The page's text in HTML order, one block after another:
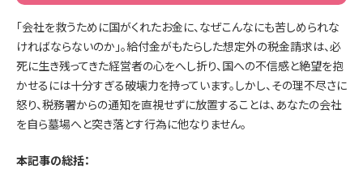
「会社を救うために国がくれたお金に、なぜこんなにも苦しめられな
ければならないのか」。給付金がもたらした想定外の税金請求は、必
死に生き残ってきた経営者の心をへし折り、国への不信感と絶望を抱
かせるには十分すぎる破壊力を持っています。しかし、その理不尽さに
怒り、税務署からの通知を直視せずに放置することは、あなたの会社
を自ら墓場へと突き落とす行為に他なりません。
本記事の総括：